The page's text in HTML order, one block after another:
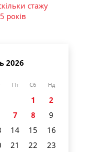
стажу
років
2026
Пт Сб Нд
1
2
7 8
9
14 15
16
21 22
23